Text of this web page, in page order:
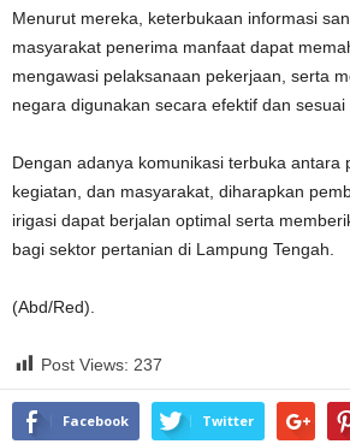
Menurut mereka, keterbukaan informasi
masyarakat penerima manfaat dapat
mengawasi pelaksanaan pekerjaan, serta
negara digunakan secara efektif dan sesuai
Dengan adanya komunikasi terbuka antara
kegiatan, dan masyarakat, diharapkan
irigasi dapat berjalan optimal serta
bagi sektor pertanian di Lampung Tengah.
(Abd/Red).
Post Views: 237
Facebook Twitter